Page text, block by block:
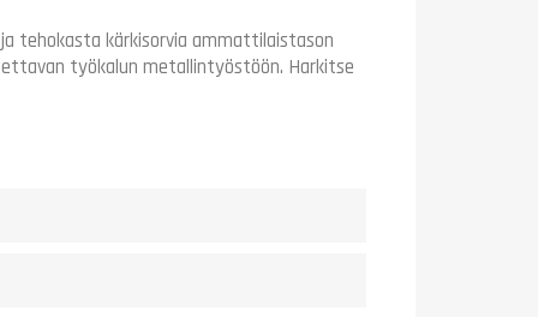
tehokasta kärkisorvia ammattilaistason
työkalun metallintyöstöön. Harkitse